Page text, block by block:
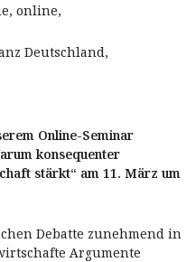
online,
Deutschland,
Online-Seminar
konsequenter
stärkt“ am 11. März um
Debatte zunehmend in
Argumente